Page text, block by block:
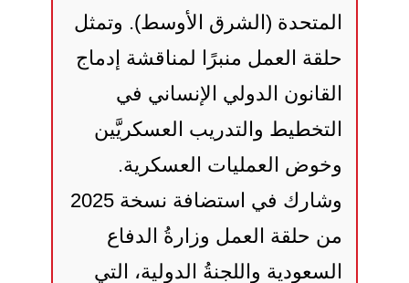
المتحدة (الشرق الأوسط). وتمثل
حلقة العمل منبرًا لمناقشة إدماج
القانون الدولي الإنساني في
التخطيط والتدريب العسكريَّين
وخوض العمليات العسكرية.
وشارك في استضافة نسخة 2025
من حلقة العمل وزارةُ الدفاع
السعودية واللجنةُ الدولية، التي